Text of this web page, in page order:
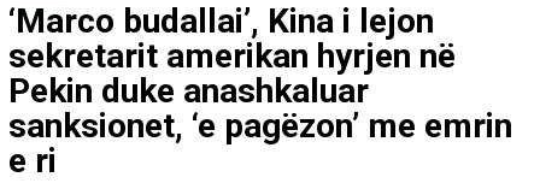
‘Marco budallai’, Kina i lejon
sekretarit amerikan hyrjen në
Pekin duke anashkaluar
sanksionet, ‘e pagëzon’ me emrin
e ri